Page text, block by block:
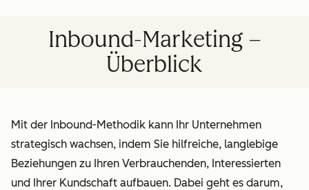
Inbound-Marketing –
Überblick
Mit der Inbound-Methodik kann Ihr Unternehmen
strategisch wachsen, indem Sie hilfreiche, langlebige
Beziehungen zu Ihren Verbrauchenden, Interessierten
und Ihrer Kundschaft aufbauen. Dabei geht es darum,